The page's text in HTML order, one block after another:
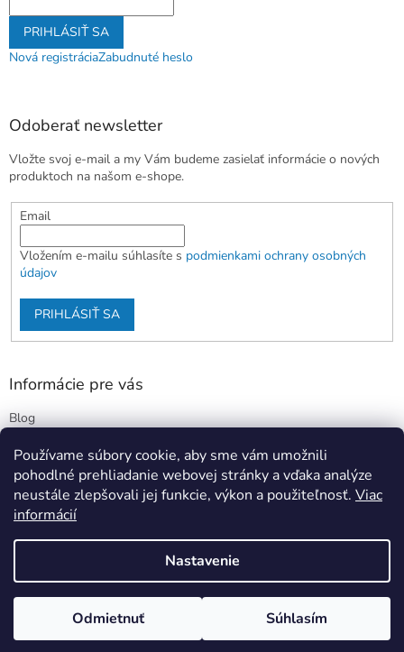
Používame súbory cookie, aby sme vám umožnili
pohodlné prehliadanie webovej stránky a vďaka analýze
neustále zlepšovali jej funkcie, výkon a použiteľnosť. Viac
informácií
Nastavenie
Odmietnuť Súhlasím
PRIHLÁSIŤ SA
Nová registráciaZabudnuté heslo
Odoberať newsletter
Vložte svoj e-mail a my Vám budeme zasielať informácie o nových
produktoch na našom e-shope.
Email
Vložením e-mailu súhlasíte s podmienkami ochrany osobných
údajov
PRIHLÁSIŤ SA
Informácie pre vás
Blog
Obchodné podmienky
Podmienky ochrany osobných údajov
Vytvoril Shoptet
Copyright 2026 . Všetky práva vyhradené.